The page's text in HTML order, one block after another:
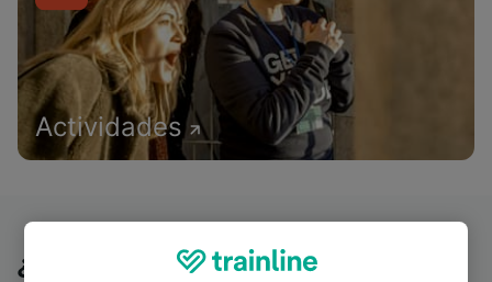
Actividades
¿Qué piensan nuestros clientes de